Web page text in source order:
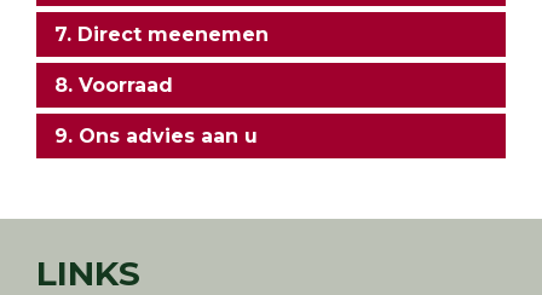
7. Direct meenemen
8. Voorraad
9. Ons advies aan u
LINKS